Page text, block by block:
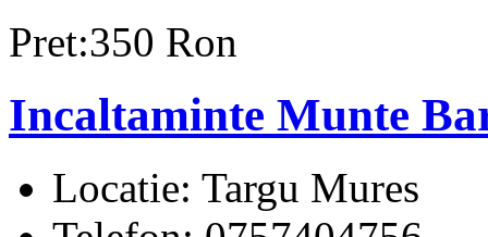
Pret:350 Ron
Incaltaminte Munte
Locatie: Targu Mures